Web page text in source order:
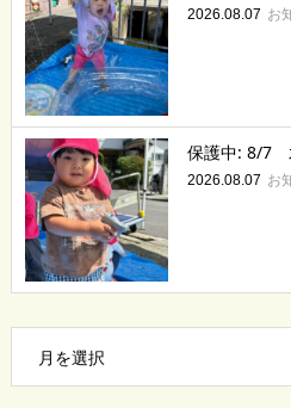
2026.08.07 お
保護中: 8/7
2026.08.07 お
月を選択